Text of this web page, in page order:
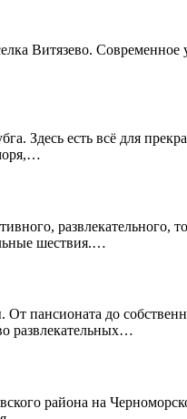
Витязево.
Здесь есть всё для
развлекательного,
шествия.…
пансионата до
развлекательных…
района на